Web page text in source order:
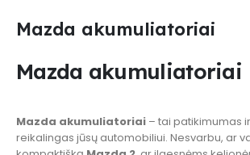
Mazda akumuliatoriai
Mazda akumuliatoriai
Mazda akumuliatoriai – tai patikimumas
reikalingas jūsų automobiliui. Nesvarbu, ar